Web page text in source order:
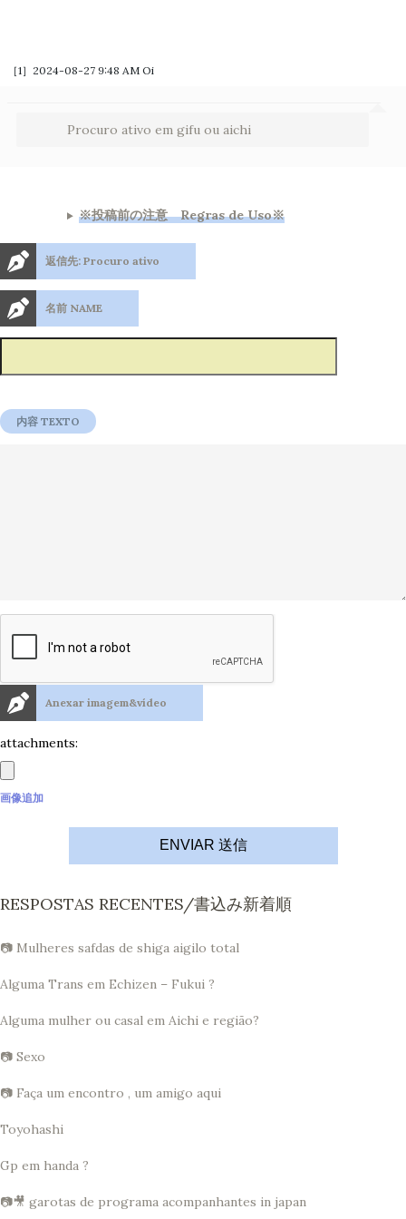
［1］2024-08-27 9:48 AM Oi
Procuro ativo em gifu ou aichi
※投稿前の注意 Regras de Uso※
返信先: Procuro ativo
名前 NAME
Anexar imagem&vídeo
attachments:
画像追加
ENVIAR 送信
RESPOSTAS RECENTES/書込み新着順
📷 Mulheres safdas de shiga aigilo total
Alguma Trans em Echizen – Fukui ?
Alguma mulher ou casal em Aichi e região?
📷 Sexo
📷 Faça um encontro , um amigo aqui
Toyohashi
Gp em handa ?
📷🎥 garotas de programa acompanhantes in japan